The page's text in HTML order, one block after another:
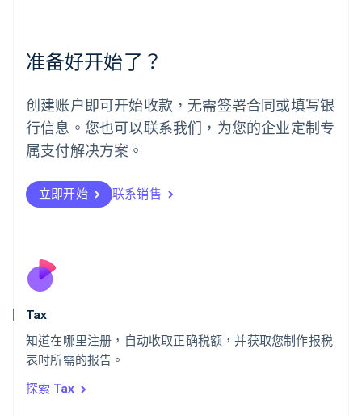
准备好开始了？
创建账户即可开始收款，无需签署合同或填写银
行信息。您也可以联系我们，为您的企业定制专
属支付解决方案。
立即开始 联系销售
Tax
知道在哪里注册，自动收取正确税额，并获取您制作报税
表时所需的报告。
探索 Tax
墨西哥
EspañolEnglish
English
葡萄牙
PortuguêsEnglish
日本
瑞典
Svenska English
瑞士
English
斯洛伐克
泰国
ไทยEnglish
English